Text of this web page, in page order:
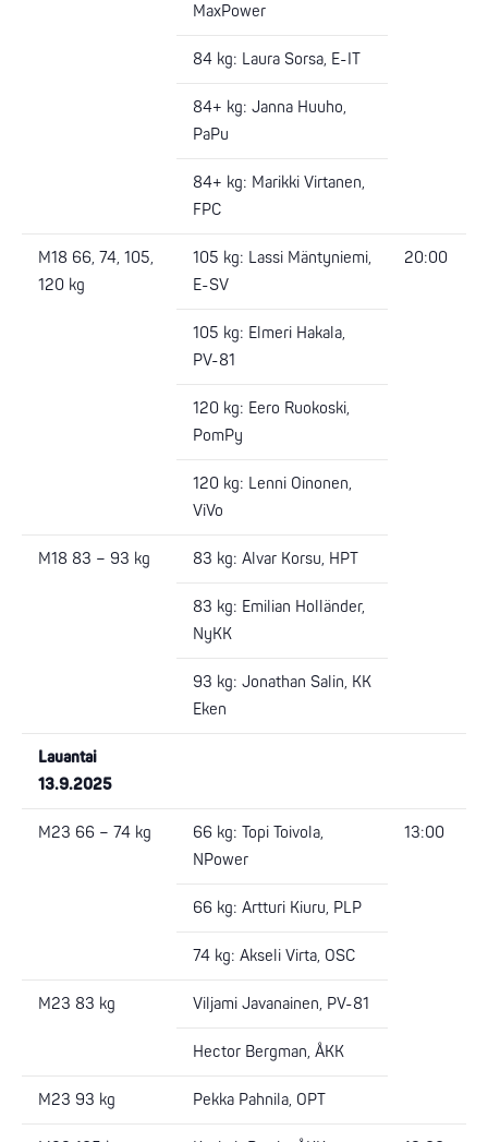
MaxPower
84 kg: Laura Sorsa, E-IT
84+ kg: Janna Huuho,
PaPu
84+ kg: Marikki Virtanen,
FPC
M18 66, 74, 105,
120 kg
105 kg: Lassi Mäntyniemi,
E-SV
20:00
105 kg: Elmeri Hakala,
PV-81
120 kg: Eero Ruokoski,
PomPy
120 kg: Lenni Oinonen,
ViVo
M18 83 – 93 kg 83 kg: Alvar Korsu, HPT
83 kg: Emilian Holländer,
NyKK
93 kg: Jonathan Salin, KK
Eken
Lauantai
13.9.2025
M23 66 – 74 kg
66 kg: Topi Toivola,
NPower
13:00
66 kg: Artturi Kiuru, PLP
74 kg: Akseli Virta, OSC
M23 83 kg Viljami Javanainen, PV-81
Hector Bergman, ÅKK
M23 93 kg Pekka Pahnila, OPT